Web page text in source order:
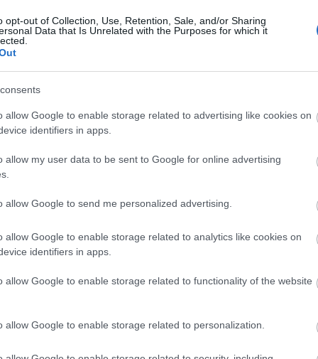
opt-out of Collection, Use, Retention, Sale, and/or Sharing
Data that Is Unrelated with the Purposes for which it
allow Google to enable storage related to advertising like cookies on
identifiers in apps.
allow my user data to be sent to Google for online advertising
allow Google to send me personalized advertising.
allow Google to enable storage related to analytics like cookies on
identifiers in apps.
allow Google to enable storage related to functionality of the website
allow Google to enable storage related to personalization.
cipelnie, annál jobban
ezért is és több egyéb
venni a fogyókúrát
akadályokba ütközünk. A
hogy nem tudunk ellenállni
be a szervezetünkbe,
gyógynövények
alá esik. Újraközlés, bárminemű
- © Balla D. Károly
- CBT
trauma (5)
túllsúly
(1)
várakozás (1)
Archívum
2019 december
2017 augusztus
2014 augusztus (1)
2014 július
2012 április (1)